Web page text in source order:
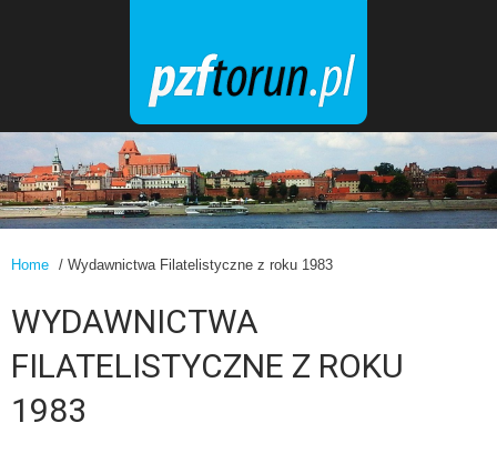
Home / Wydawnictwa Filatelistyczne z roku 1983
WYDAWNICTWA
FILATELISTYCZNE Z ROKU
1983